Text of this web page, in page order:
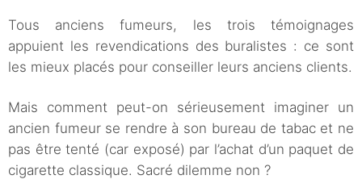
Tous anciens fumeurs, les trois témoignages
appuient les revendications des buralistes : ce sont
les mieux placés pour conseiller leurs anciens clients.
Mais comment peut-on sérieusement imaginer un
ancien fumeur se rendre à son bureau de tabac et ne
pas être tenté (car exposé) par l’achat d’un paquet de
cigarette classique. Sacré dilemme non ?